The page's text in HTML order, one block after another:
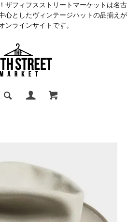
ザフィフスストリートマーケットは名古
心としたヴィンテージハットの品揃えが
ンラインサイトです。